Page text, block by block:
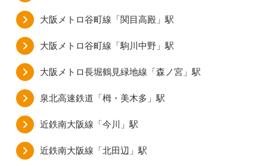
大阪メトロ谷町線「関目高殿」駅
大阪メトロ谷町線「駒川中野」駅
大阪メトロ長堀鶴見緑地線「森ノ宮」駅
泉北高速鉄道「栂・美木多」駅
近鉄南大阪線「今川」駅
近鉄南大阪線「北田辺」駅